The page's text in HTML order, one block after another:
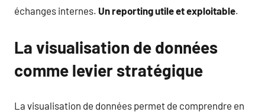
échanges internes. Un reporting utile et exploitable.
La visualisation de données
comme levier stratégique
La visualisation de données permet de comprendre en